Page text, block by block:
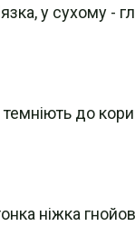
у сухому -
до
ніжка